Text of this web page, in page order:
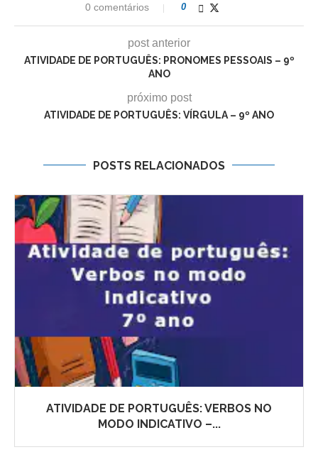
0 comentários 0
post anterior
ATIVIDADE DE PORTUGUÊS: PRONOMES PESSOAIS – 9º
ANO
próximo post
ATIVIDADE DE PORTUGUÊS: VÍRGULA – 9º ANO
POSTS RELACIONADOS
ATIVIDADE DE PORTUGUÊS: VERBOS NO
MODO INDICATIVO –...